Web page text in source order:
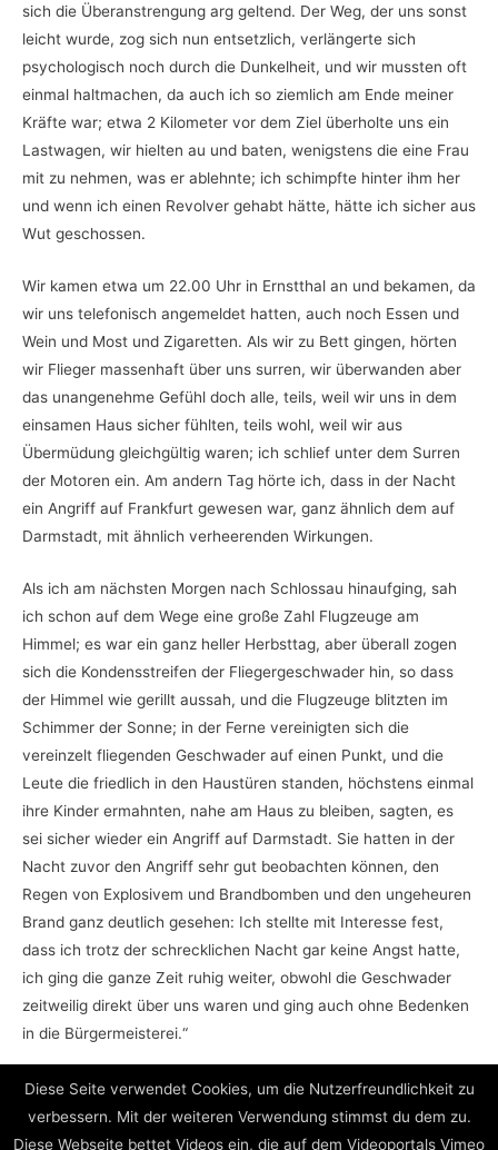
sich die Überanstrengung arg geltend. Der Weg, der uns sonst
leicht wurde, zog sich nun entsetzlich, verlängerte sich
psychologisch noch durch die Dunkelheit, und wir mussten oft
einmal haltmachen, da auch ich so ziemlich am Ende meiner
Kräfte war; etwa 2 Kilometer vor dem Ziel überholte uns ein
Lastwagen, wir hielten au und baten, wenigstens die eine Frau
mit zu nehmen, was er ablehnte; ich schimpfte hinter ihm her
und wenn ich einen Revolver gehabt hätte, hätte ich sicher aus
Wut geschossen.
Wir kamen etwa um 22.00 Uhr in Ernstthal an und bekamen, da
wir uns telefonisch angemeldet hatten, auch noch Essen und
Wein und Most und Zigaretten. Als wir zu Bett gingen, hörten
wir Flieger massenhaft über uns surren, wir überwanden aber
das unangenehme Gefühl doch alle, teils, weil wir uns in dem
einsamen Haus sicher fühlten, teils wohl, weil wir aus
Übermüdung gleichgültig waren; ich schlief unter dem Surren
der Motoren ein. Am andern Tag hörte ich, dass in der Nacht
ein Angriff auf Frankfurt gewesen war, ganz ähnlich dem auf
Darmstadt, mit ähnlich verheerenden Wirkungen.
Als ich am nächsten Morgen nach Schlossau hinaufging, sah
ich schon auf dem Wege eine große Zahl Flugzeuge am
Himmel; es war ein ganz heller Herbsttag, aber überall zogen
sich die Kondensstreifen der Fliegergeschwader hin, so dass
der Himmel wie gerillt aussah, und die Flugzeuge blitzten im
Schimmer der Sonne; in der Ferne vereinigten sich die
vereinzelt fliegenden Geschwader auf einen Punkt, und die
Leute die friedlich in den Haustüren standen, höchstens einmal
ihre Kinder ermahnten, nahe am Haus zu bleiben, sagten, es
sei sicher wieder ein Angriff auf Darmstadt. Sie hatten in der
Nacht zuvor den Angriff sehr gut beobachten können, den
Regen von Explosivem und Brandbomben und den ungeheuren
Brand ganz deutlich gesehen: Ich stellte mit Interesse fest,
dass ich trotz der schrecklichen Nacht gar keine Angst hatte,
ich ging die ganze Zeit ruhig weiter, obwohl die Geschwader
zeitweilig direkt über uns waren und ging auch ohne Bedenken
in die Bürgermeisterei.“
Diese Seite verwendet Cookies, um die Nutzerfreundlichkeit zu
verbessern. Mit der weiteren Verwendung stimmst du dem zu.
Diese Webseite bettet Videos ein, die auf dem Videoportals Vimeo